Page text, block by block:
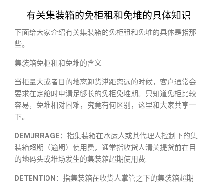
有关集装箱的免柜租和免堆的具体知识
下面给大家介绍有关集装箱的免柜租和免堆的具体是指那
些。
集装箱免柜租和免堆的含义
当柜量大或者目的地离卸货港距离远的时候，客户通常会
要求在定舱时申请足够长的免柜免堆期。只知道免柜比较
容易，免堆相对困难，究竟有何区别，这里和大家共享一
下。
DEMURRAGE：指集装箱在承运人或其代理人控制下的集
装箱超期（逾期）使用费，通常指收货人清关提货前在目
的地码头或堆场发生的集装箱超期使用费.
DETENTION：指集装箱在收货人掌管之下的集装箱超期